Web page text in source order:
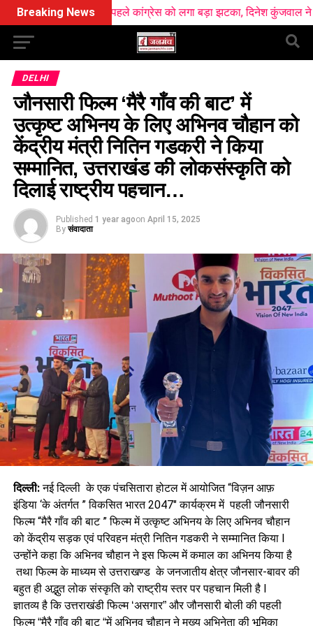
Breaking News
से ठीक पहले कांग्रेस को लगा बड़ा झटका, दिनेश कुंजवाल ने छोड़ा हाथ का साथ
DELHI
जौनसारी फिल्म ‘मैरै गाँव की बाट’ में
उत्कृष्ट अभिनय के लिए अभिनव चौहान को
केंद्रीय मंत्री नितिन गडकरी ने किया
सम्मानित, उत्तराखंड की लोकसंस्कृति को
दिलाई राष्ट्रीय पहचान…
Published 1 year agoon April 15, 2025
By संवादाता
दिल्ली:नई दिल्ली के एक पंचसितारा होटल में आयोजित “विज़न आफ़
इंडिया ‘के अंतर्गत ” विकसित भारत 2047″ कार्यक्रम में पहली जौनसारी
फिल्म “मैरै गाँव की बाट ” फिल्म में उत्कृष्ट अभिनय के लिए अभिनव चौहान
को केंद्रीय सड़क एवं परिवहन मंत्री नितिन गडकरी ने सम्मानित किया l
उन्होंने कहा कि अभिनव चौहान ने इस फिल्म में कमाल का अभिनय किया है
तथा फिल्म के माध्यम से उत्तराखण्ड के जनजातीय क्षेत्र जौनसार-बावर की
बहुत ही अद्भुत लोक संस्कृति को राष्ट्रीय स्तर पर पहचान मिली है l
ज्ञातव्य है कि उत्तराखंडी फिल्म ‘असगार” और जौनसारी बोली की पहली
फिल्म “मैरै गाँव की बाट “में अभिनव चौहान ने मुख्य अभिनेता की भूमिका